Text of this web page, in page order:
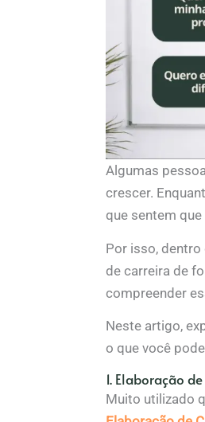
Algumas
crescer.
que sentem
Por isso,
de carreira de
compreender
Neste artigo,
o que você
1. Elaboração
Muito utilizado